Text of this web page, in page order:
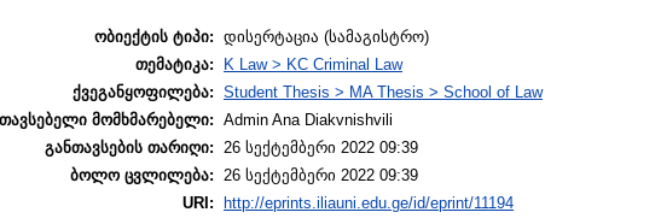
ობიექტის ტიპი: დისერტაცია (სამაგისტრო)
თემატიკა:
K Law > KC Criminal Law
ქვეგანყოფილება: Student Thesis > MA Thesis > School of Law
მომხმარებელი: Admin Ana Diakvnishvili
განთავსების თარიღი: 26 სექტემბერი 2022 09:39
ბოლო ცვლილება: 26 სექტემბერი 2022 09:39
URI:
http://eprints.iliauni.edu.ge/id/eprint/11194